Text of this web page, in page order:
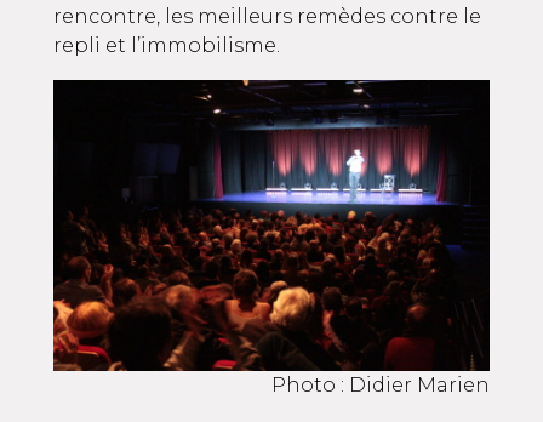
rencontre, les meilleurs remèdes contre le
repli et l’immobilisme.
Photo : Didier Marien